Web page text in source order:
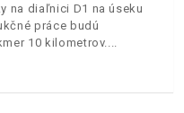
na diaľnici D1 na úseku
práce budú
10 kilometrov.